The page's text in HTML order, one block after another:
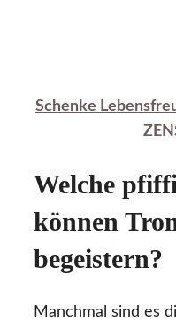
Schenke
Welche
können
begeistern?
Manchmal sind es